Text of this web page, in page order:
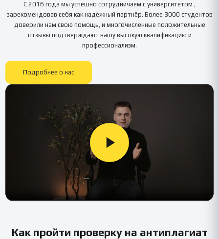
С 2016 года мы успешно сотрудничаем с университетом ,
зарекомендовав себя как надёжный партнёр. Более 3000 студентов
доверили нам свою помощь, и многочисленные положительные
отзывы подтверждают нашу высокую квалификацию и
профессионализм.
Подробнее о нас
Как пройти проверку на антиплагиат